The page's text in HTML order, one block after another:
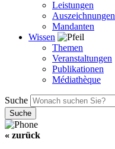
Leistungen
Auszeichnungen
Mandanten
Wissen
Themen
Veranstaltungen
Publikationen
Médiathèque
Suche
« zurück